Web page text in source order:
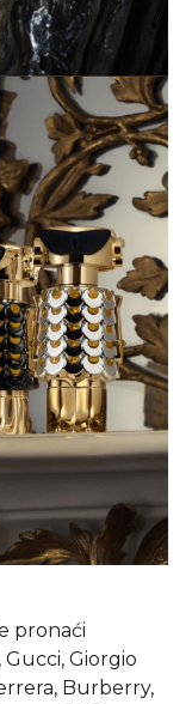
pronaći
Giorgio
Burberry,